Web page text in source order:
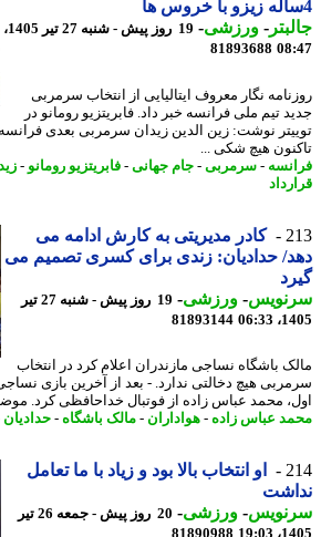
-ورزشی-
19 روز پیش - شنبه 27 تیر 1405،
81893688
نگار معروف ایتالیایی از انتخاب سرمربی
تیم ملی فرانسه خبر داد. فابریتزیو رومانو در
نوشت: زین الدین زیدان سرمربی بعدی فرانسه
هیچ شکی ...
-سرمربی- جام جهانی-فابریتزیو رومانو-زیدان
کادر مدیریتی به کارش ادامه می
حدادیان: زندی برای کسری تصمیم می
-ورزشی-
19 روز پیش - شنبه 27 تیر
81893144
باشگاه نساجی مازندران اعلام کرد در انتخاب
هیچ دخالتی ندارد. - بعد از آخرین بازی نساجی
محمد عباس زاده از فوتبال خداحافظی کرد.
عباس زاده - هواداران - مالک باشگاه-حدادیان -
او انتخاب بالا بود و زیاد با ما تعامل
-ورزشی-
20 روز پیش - جمعه 26 تیر
81890988